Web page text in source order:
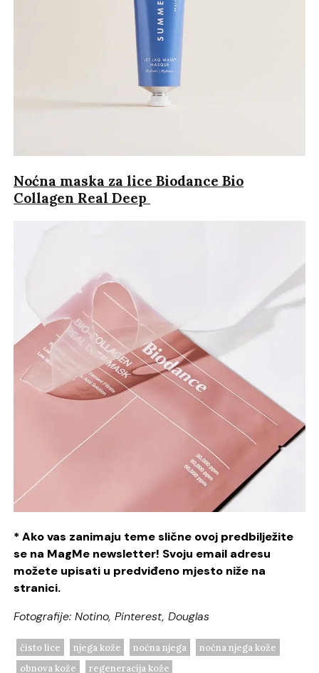
Noćna maska za lice Biodance Bio
Collagen Real Deep
* Ako vas zanimaju teme slične ovoj predbilježite
se na MagMe newsletter! Svoju email adresu
možete upisati u predviđeno mjesto niže na
stranici.
Fotografije: Notino, Pinterest, Douglas
čisto lice njega kože noćna njega
noćna njega kože
obnova kože
regeneracija kože